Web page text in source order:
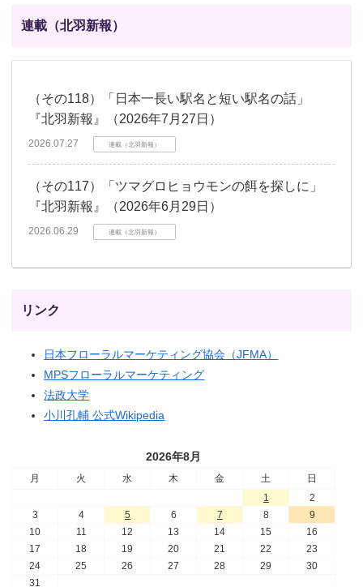
連載（北羽新報）
（その118）「日本一長い駅名と短い駅名の話」
『北羽新報』（2026年7月27日）
2026.07.27 連載（北羽新報）
（その117）「ツマグロヒョウモンの餌を探しに」
『北羽新報』（2026年6月29日）
2026.06.29 連載（北羽新報）
リンク
日本フローラルマーケティング協会（JFMA）
MPSフローラルマーケティング
法政大学
小川孔輔 公式Wikipedia
2026年8月
月 火 水 木 金 土
日
1
2
3
4 5 6 7 8
9
10
11 12 13 14 15
16
17
18 19 20 21 22
23
24
25 26 27 28 29
30
31